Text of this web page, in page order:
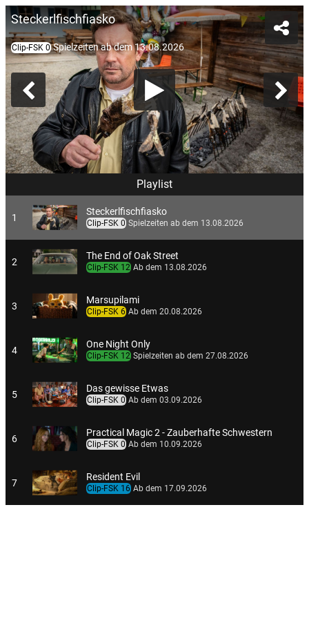
Steckerlfischfiasko
Clip-FSK 0Spielzeiten ab dem 13.08.2026
Playlist
1
Steckerlfischfiasko
Clip-FSK 0Spielzeiten ab dem 13.08.2026
2
The End of Oak Street
Clip-FSK 12Ab dem 13.08.2026
3
Marsupilami
Clip-FSK 6Ab dem 20.08.2026
4
One Night Only
Clip-FSK 12Spielzeiten ab dem 27.08.2026
5
Das gewisse Etwas
Clip-FSK 0Ab dem 03.09.2026
6
Practical Magic 2 - Zauberhafte Schwestern
Clip-FSK 0Ab dem 10.09.2026
7
Resident Evil
Clip-FSK 16Ab dem 17.09.2026